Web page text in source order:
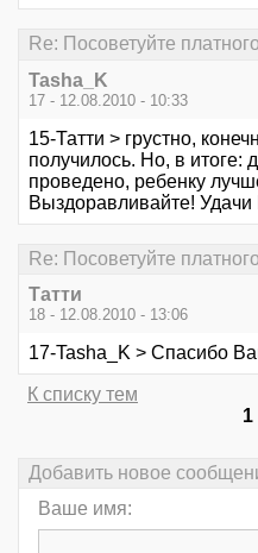
Re: Посоветуйте
Tasha_K
17 - 12.08.2010 - 10:33
15-Татти > грустно,
получилось. Но, в итоге:
проведено, ребенку
Выздоравливайте!
Re: Посоветуйте
Татти
18 - 12.08.2010 - 13:06
17-Tasha_K > Спасибо
К списку тем
1
Добавить новое
Ваше имя: